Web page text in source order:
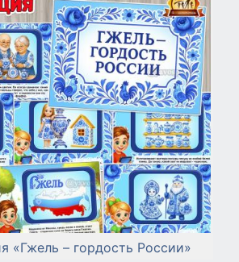
«Гжель – гордость России»